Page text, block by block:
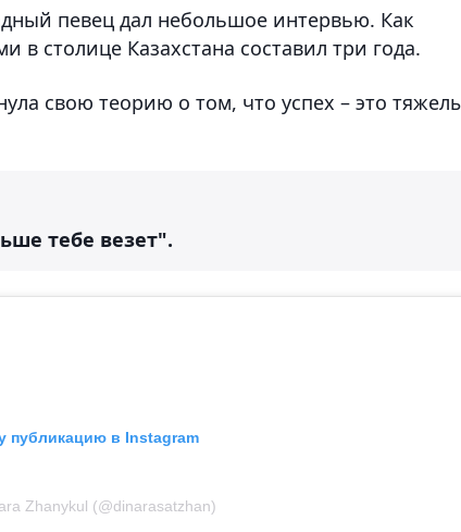
певец дал небольшое интервью. Как
в столице Казахстана составил три года.
свою теорию о том, что успех – это
тебе везет".
публикацию в Instagram
Zhanykul (@dinarasatzhan)